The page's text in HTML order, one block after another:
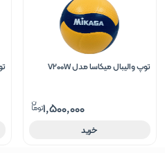
توپ والیبال میکاسا مدل V200W
خرید
1,500,000